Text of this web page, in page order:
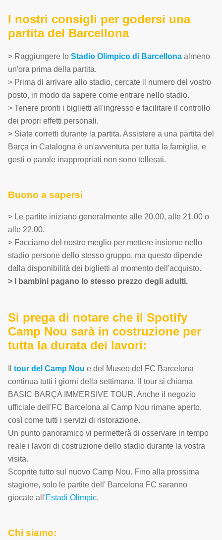
I nostri consigli per godersi una
partita del Barcellona
> Raggiungere lo Stadio Olimpico di Barcellona almeno
un'ora prima della partita.
> Prima di arrivare allo stadio, cercate il numero del vostro
posto, in modo da sapere come entrare nello stadio.
> Tenere pronti i biglietti all'ingresso e facilitare il controllo
dei propri effetti personali.
> Siate corretti durante la partita. Assistere a una partita del
Barça in Catalogna è un'avventura per tutta la famiglia, e
gesti o parole inappropriati non sono tollerati.
Buono a sapersi
> Le partite iniziano generalmente alle 20.00, alle 21.00 o
alle 22.00.
> Facciamo del nostro meglio per mettere insieme nello
stadio persone dello stesso gruppo, ma questo dipende
dalla disponibilità dei biglietti al momento dell'acquisto.
> I bambini pagano lo stesso prezzo degli adulti.
Si prega di notare che il Spotify
Camp Nou sarà in costruzione per
tutta la durata dei lavori:
tour del Camp Nou e del Museo del FC Barcelona
continua tutti i giorni della settimana. Il tour si chiama
BASIC BARÇA IMMERSIVE TOUR. Anche il negozio
ufficiale dell'FC Barcelona al Camp Nou rimane aperto,
così come tutti i servizi di ristorazione.
Un punto panoramico vi permetterà di osservare in tempo
reale i lavori di costruzione dello stadio durante la vostra
visita.
Scoprite tutto sul nuovo Camp Nou. Fino alla prossima
stagione, solo le partite dell' Barcelona FC saranno
giocate all'Estadi Olimpic.
Chi siamo: